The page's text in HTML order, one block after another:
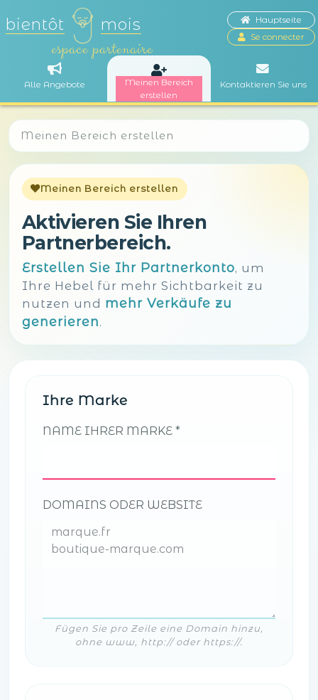
bientôt mois
Hauptseite
Se connecter
espace partenaire
Alle Angebote
Meinen Bereich
erstellen
Kontaktieren Sie uns
Meinen Bereich erstellen
Meinen Bereich erstellen
Aktivieren Sie Ihren
Partnerbereich.
Erstellen Sie Ihr Partnerkonto, um
Ihre Hebel für mehr Sichtbarkeit zu
nutzen und mehr Verkäufe zu
generieren.
Ihre Marke
NAME IHRER MARKE
DOMAINS ODER WEBSITE
Fügen Sie pro Zeile eine Domain hinzu,
ohne www, http:// oder https://.